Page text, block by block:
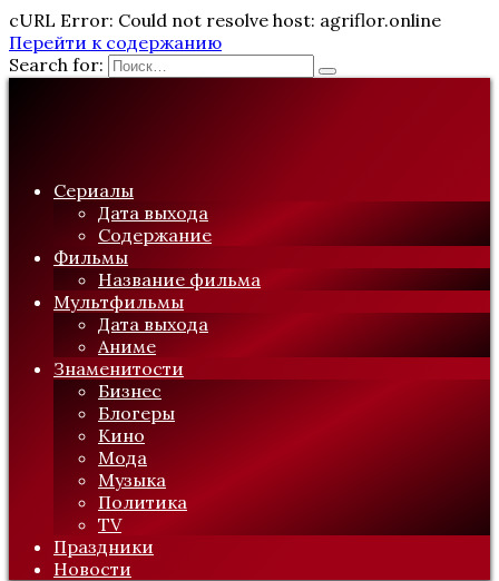
cURL Error: Could not resolve host: agriflor.online
Перейти к содержанию
Search for:
Сериалы
Дата выхода
Содержание
Фильмы
Название фильма
Мультфильмы
Дата выхода
Аниме
Знаменитости
Бизнес
Блогеры
Кино
Мода
Музыка
Политика
TV
Праздники
Новости